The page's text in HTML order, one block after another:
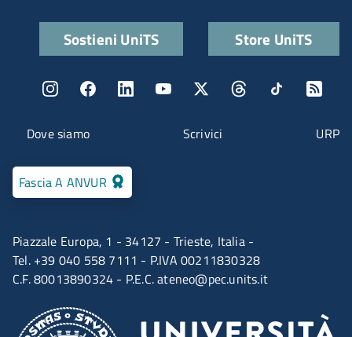
Piazzale Europa, 1 - 34127 - Trieste, Italia -
Tel. +39 040 558 7111 - P.IVA 00211830328
C.F. 80013890324 - P.E.C.ateneo@pec.units.it
Fascia A ANVUR
Menu contatti
Dove siamo Scrivici URP
Quick linksSostieni UniTS Store UniTS
Menu social